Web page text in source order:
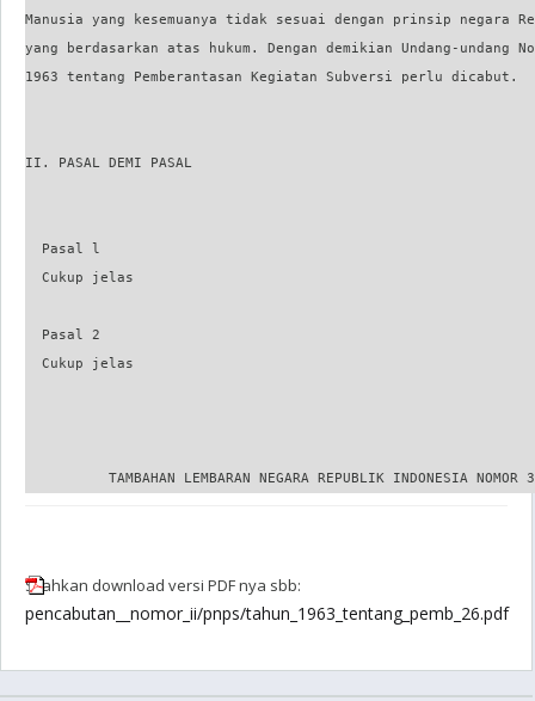
Manusia yang kesemuanya tidak sesuai dengan prinsip negara
yang berdasarkan atas hukum. Dengan demikian Undang-undang
1963 tentang Pemberantasan Kegiatan Subversi perlu dicabut.
II. PASAL DEMI PASAL
  Pasal l
  Cukup jelas
  Pasal 2
  Cukup jelas
Silahkan download versi PDF nya sbb:
pencabutan__nomor_ii/pnps/tahun_1963_tentang_pemb_26.pdf